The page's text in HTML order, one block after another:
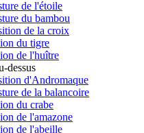
de l'étoile
du bambou
de la croix
du tigre
de l'huître
dessus
d'Andromaque
de la balancoire
du crabe
de l'amazone
de l'abeille